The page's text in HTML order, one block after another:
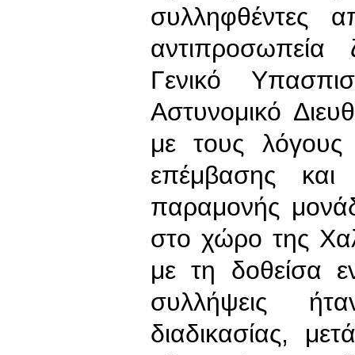
συλληφθέντες
Γενικό
Αστυνομικό
με τους λόγους
επέμβασης
παραμονής
στο χώρο της
με τη δοθείσα
συλλήψεις
διαδικασίας,